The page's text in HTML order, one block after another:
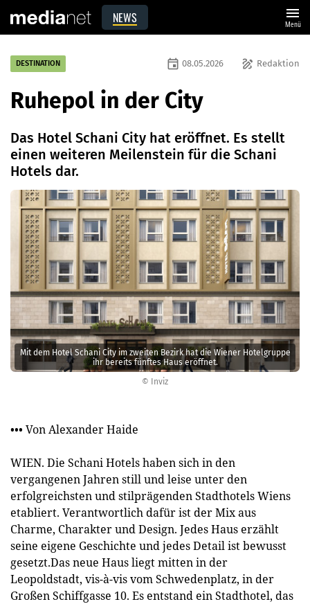
NEWS menu
Menü
© Inviz
Mit dem Hotel Schani City im zweiten Bezirk hat die Wiener Hotelgruppe
ihr bereits fünftes Haus eröffnet.
DESTINATION draw Redaktion
event 08.05.2026
Ruhepol in der City
Das Hotel Schani City hat eröffnet. Es stellt
einen weiteren Meilenstein für die Schani
Hotels dar.
••• Von Alexander Haide
WIEN. Die Schani Hotels haben sich in den
vergangenen Jahren still und leise unter den
erfolgreichsten und stilprägenden Stadthotels Wiens
etabliert. Verantwortlich dafür ist der Mix aus
Charme, Charakter und Design. Jedes Haus erzählt
seine eigene Geschichte und jedes Detail ist bewusst
gesetzt.Das neue Haus liegt mitten in der
Leopoldstadt, vis-à-vis vom Schwedenplatz, in der
Großen Schiffgasse 10. Es entstand ein Stadthotel, das